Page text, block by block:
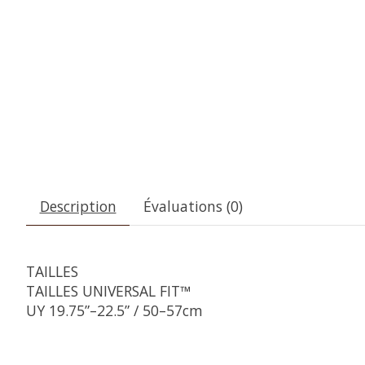
Description Évaluations (0)
TAILLES
TAILLES UNIVERSAL FIT™
UY 19.75”–22.5” / 50–57cm